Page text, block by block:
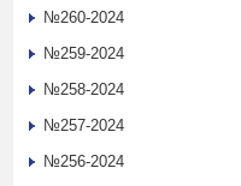
№260-2024
№259-2024
№258-2024
№257-2024
№256-2024